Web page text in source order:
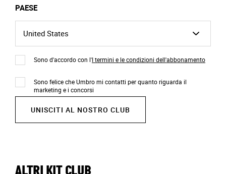
PAESE
Sono d'accordo con l'I termini e le condizioni dell'abbonamento
Sono felice che Umbro mi contatti per quanto riguarda il
marketing e i concorsi
UNISCITI AL NOSTRO CLUB